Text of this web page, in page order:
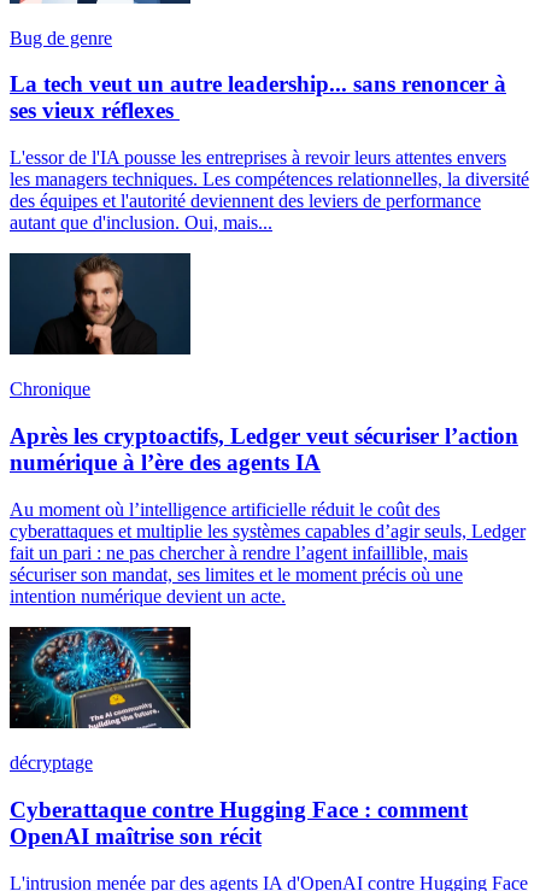
Bug de genre
La tech veut un autre leadership... sans renoncer à
ses vieux réflexes
L'essor de l'IA pousse les entreprises à revoir leurs attentes envers
les managers techniques. Les compétences relationnelles, la diversité
des équipes et l'autorité deviennent des leviers de performance
autant que d'inclusion. Oui, mais...
Chronique
Après les cryptoactifs, Ledger veut sécuriser l’action
numérique à l’ère des agents IA
Au moment où l’intelligence artificielle réduit le coût des
cyberattaques et multiplie les systèmes capables d’agir seuls, Ledger
fait un pari : ne pas chercher à rendre l’agent infaillible, mais
sécuriser son mandat, ses limites et le moment précis où une
intention numérique devient un acte.
décryptage
Cyberattaque contre Hugging Face : comment
OpenAI maîtrise son récit
L'intrusion menée par des agents IA d'OpenAI contre Hugging Face